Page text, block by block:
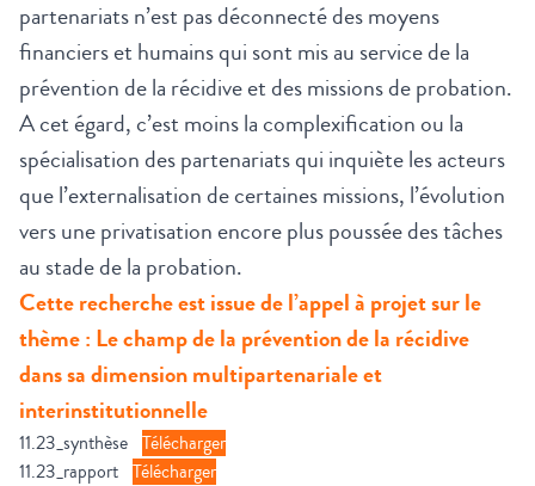
partenariats n’est pas déconnecté des moyens
financiers et humains qui sont mis au service de la
prévention de la récidive et des missions de probation.
A cet égard, c’est moins la complexification ou la
spécialisation des partenariats qui inquiète les acteurs
que l’externalisation de certaines missions, l’évolution
vers une privatisation encore plus poussée des tâches
au stade de la probation.
Cette recherche est issue de l’appel à projet sur le
thème : Le champ de la prévention de la récidive
dans sa dimension multipartenariale et
interinstitutionnelle
11.23_synthèse Télécharger
11.23_rapport Télécharger